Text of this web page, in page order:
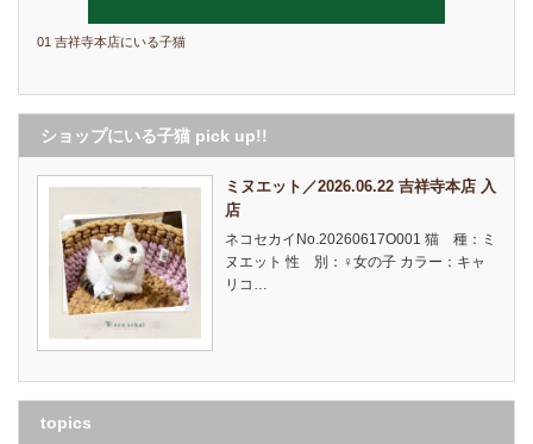
01 吉祥寺本店にいる子猫
ショップにいる子猫 pick up!!
ミヌエット／2026.06.22 吉祥寺本店 入
店
ネコセカイNo.20260617O001 猫 種：ミ
ヌエット 性 別：♀女の子 カラー：キャ
リコ…
topics